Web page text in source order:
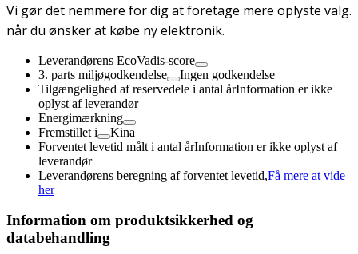
Vi gør det nemmere for dig at foretage mere oplyste valg.
når du ønsker at købe ny elektronik.
Leverandørens EcoVadis-score
3. parts miljøgodkendelse
Ingen godkendelse
Tilgængelighed af reservedele i antal årInformation er ikke
oplyst af leverandør
Energimærkning
Fremstillet i
Kina
Forventet levetid målt i antal årInformation er ikke oplyst af
leverandør
Leverandørens beregning af forventet levetid,Få mere at vide
her
Information om produktsikkerhed og
databehandling